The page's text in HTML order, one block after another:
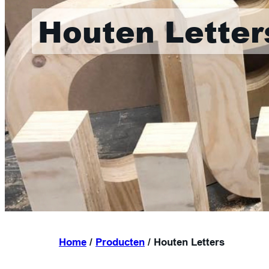
Houten
Home / Producten / Houten Letters